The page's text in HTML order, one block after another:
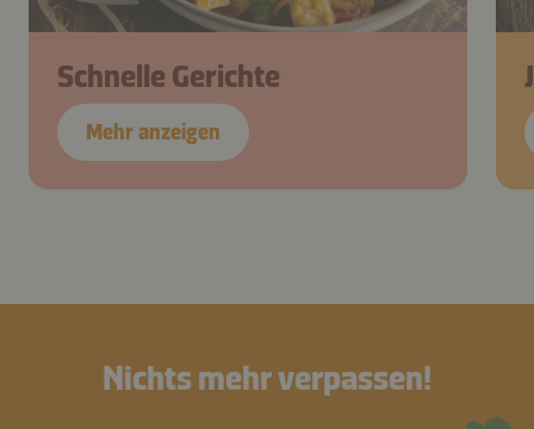
Schnelle Gerichte
Mehr anzeigen
Nichts mehr verpassen!